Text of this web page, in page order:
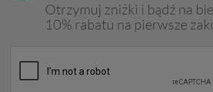
Otrzymuj zniżki i bądź na
10% rabatu na pierwsze